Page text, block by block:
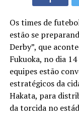
Os times de
estão se
Derby”, que
Fukuoka, no dia
equipes estão
estratégicos da
Hakata, para
da torcida no